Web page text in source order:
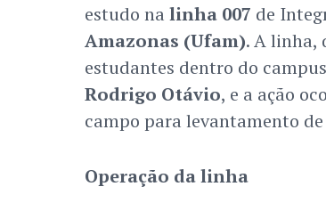
estudo na linha 007 de
Amazonas (Ufam). A linha,
estudantes dentro do
Rodrigo Otávio, e a ação
campo para levantamento
Operação da linha